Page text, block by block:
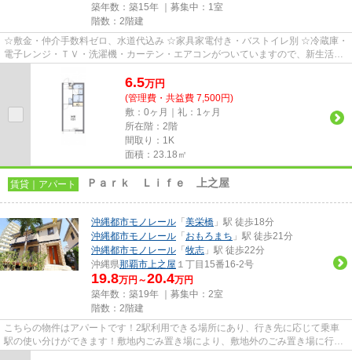
築年数：築15年 ｜募集中： 1室
階数：2階建
☆敷金・仲介手数料ゼロ、水道代込み ☆家具家電付き・バストイレ別 ☆冷蔵庫・
電子レンジ・ＴＶ・洗濯機・カーテン・エアコンがついていますので、新生活が
6.5万円
(管理費・共益費 7,500円)
敷：0ヶ月｜礼：1ヶ月
所在階：2階
間取り：1K
面積：23.18㎡
賃貸｜アパート Ｐａｒｋ Ｌｉｆｅ 上之屋
沖縄都市モノレール 「 美栄橋 」駅 徒歩18分
沖縄都市モノレール 「 おもろまち 」駅 徒歩21分
沖縄都市モノレール 「 牧志 」駅 徒歩22分
沖縄県那覇市上之屋 １丁目15番16-2号
19.8万円～20.4万円
築年数：築19年 ｜募集中： 2室
階数：2階建
こちらの物件はアパートです！2駅利用できる場所にあり、行き先に応じて乗車
駅の使い分けができます！敷地内ごみ置き場により、敷地外のごみ置き場に行く